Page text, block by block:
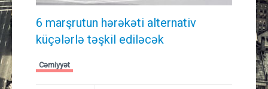
6 marşrutun hərəkəti alternativ
küçələrlə təşkil ediləcək
Cəmiyyət